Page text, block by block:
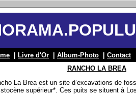
Livre d'Or Album-Photo
Contact
RANCHO LA BREA
La Brea est un site d’excavations de
supérieur*. Ces puits se situent à